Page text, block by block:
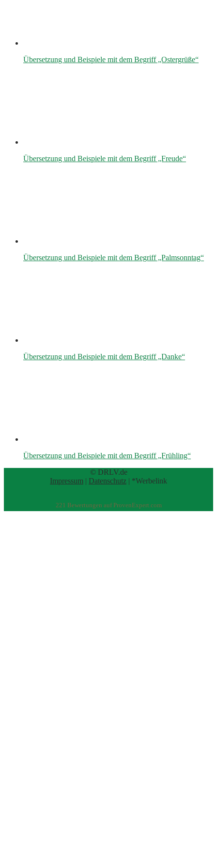
Übersetzung und Beispiele mit dem Begriff „Ostergrüße“
Übersetzung und Beispiele mit dem Begriff „Freude“
Übersetzung und Beispiele mit dem Begriff „Palmsonntag“
Übersetzung und Beispiele mit dem Begriff „Danke“
Übersetzung und Beispiele mit dem Begriff „Frühling“
© DRLV.de
Impressum | Datenschutz | *Werbelink
221 Bewertungen auf ProvenExpert.com